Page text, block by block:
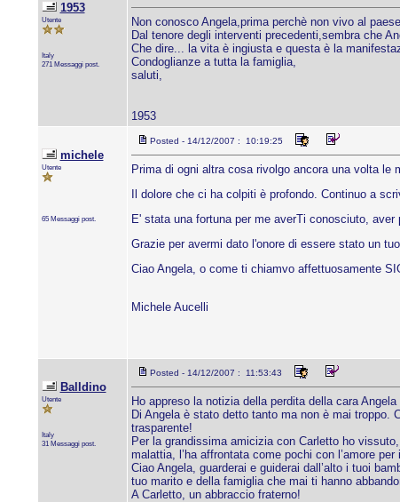
1953
Utente
Italy
271 Messaggi post.
Non conosco Angela,prima perchè non vivo al
Dal tenore degli interventi precedenti,sembra che
Che dire... la vita è ingiusta e questa è la
Condoglianze a tutta la famiglia,
saluti,
1953
michele
Utente
65 Messaggi post.
Posted - 14/12/2007 : 10:19:25
Prima di ogni altra cosa rivolgo ancora una volta
Il dolore che ci ha colpiti è profondo. Continuo a
E' stata una fortuna per me averTi conosciuto,
Grazie per avermi dato l'onore di essere stato un
Ciao Angela, o come ti chiamvo affettuosamente
Michele Aucelli
Balldino
Utente
Italy
31 Messaggi post.
Posted - 14/12/2007 : 11:53:43
Ho appreso la notizia della perdita della cara
Di Angela è stato detto tanto ma non è mai
trasparente!
Per la grandissima amicizia con Carletto ho
malattia, l’ha affrontata come pochi con l’amore
Ciao Angela, guarderai e guiderai dall’alto i tuoi
tuo marito e della famiglia che mai ti hanno
A Carletto, un abbraccio fraterno!